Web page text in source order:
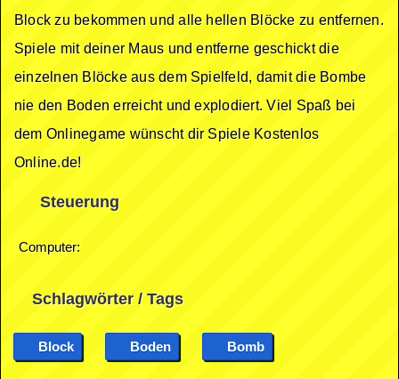
Block zu bekommen und alle hellen Blöcke zu entfernen.
Spiele mit deiner Maus und entferne geschickt die
einzelnen Blöcke aus dem Spielfeld, damit die Bombe
nie den Boden erreicht und explodiert. Viel Spaß bei
dem Onlinegame wünscht dir Spiele Kostenlos
Online.de!
Steuerung
Computer:
Schlagwörter / Tags
Block Boden Bomb